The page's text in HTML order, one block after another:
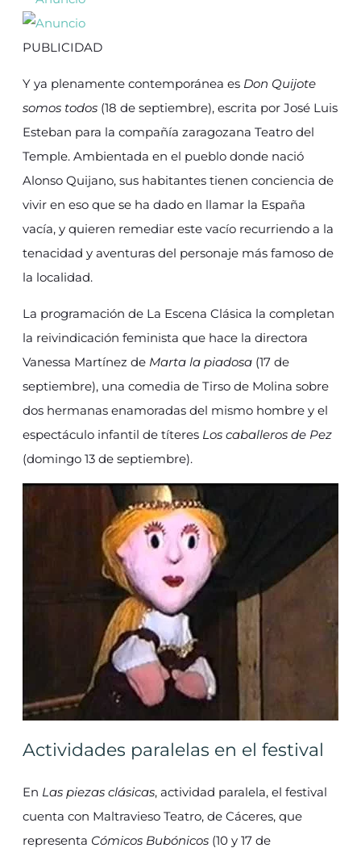
PUBLICIDAD
Y ya plenamente contemporánea es Don Quijote
somos todos (18 de septiembre), escrita por José Luis
Esteban para la compañía zaragozana Teatro del
Temple. Ambientada en el pueblo donde nació
Alonso Quijano, sus habitantes tienen conciencia de
vivir en eso que se ha dado en llamar la España
vacía, y quieren remediar este vacío recurriendo a la
tenacidad y aventuras del personaje más famoso de
la localidad.
La programación de La Escena Clásica la completan
la reivindicación feminista que hace la directora
Vanessa Martínez de Marta la piadosa (17 de
septiembre), una comedia de Tirso de Molina sobre
dos hermanas enamoradas del mismo hombre y el
espectáculo infantil de títeres Los caballeros de Pez
(domingo 13 de septiembre).
Actividades paralelas en el festival
En Las piezas clásicas, actividad paralela, el festival
cuenta con Maltravieso Teatro, de Cáceres, que
representa Cómicos Bubónicos (10 y 17 de